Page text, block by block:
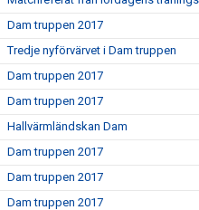
Dam truppen 2017
Tredje nyförvärvet i Dam truppen
Dam truppen 2017
Dam truppen 2017
Hallvärmländskan Dam
Dam truppen 2017
Dam truppen 2017
Dam truppen 2017